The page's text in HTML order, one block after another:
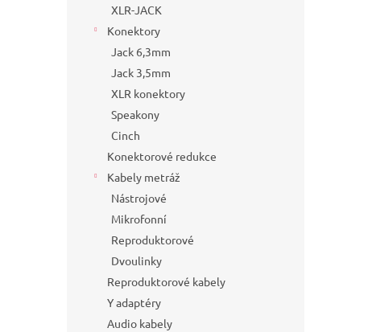
XLR-JACK
Konektory
Jack 6,3mm
Jack 3,5mm
XLR konektory
Speakony
Cinch
Konektorové redukce
Kabely metráž
Nástrojové
Mikrofonní
Reproduktorové
Dvoulinky
Reproduktorové kabely
Y adaptéry
Audio kabely